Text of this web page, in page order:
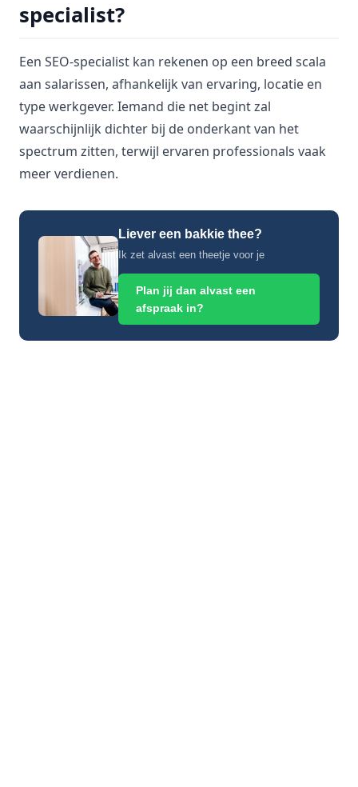
specialist?
Een SEO-specialist kan rekenen op een breed scala
aan salarissen, afhankelijk van ervaring, locatie en
type werkgever. Iemand die net begint zal
waarschijnlijk dichter bij de onderkant van het
spectrum zitten, terwijl ervaren professionals vaak
meer verdienen.
Liever een bakkie thee?
Ik zet alvast een theetje voor je
Plan jij dan alvast een
afspraak in?